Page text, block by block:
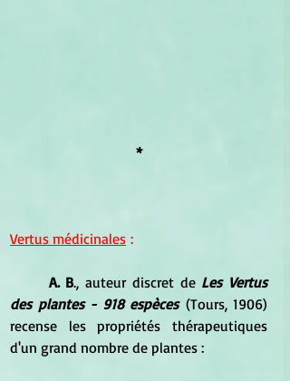
*
Vertus médicinales :
	A. B
., auteur discret de Les Vertus
des plantes - 918 espèces (Tours, 1906)
recense les propriétés thérapeutiques
d'un grand nombre de plantes :